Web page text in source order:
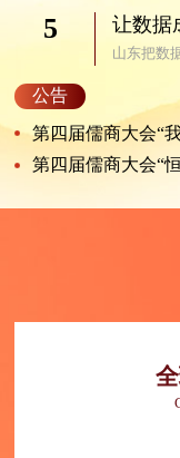
5 让数据
公告
第四届儒商大会“
品公示
第四届儒商大会“